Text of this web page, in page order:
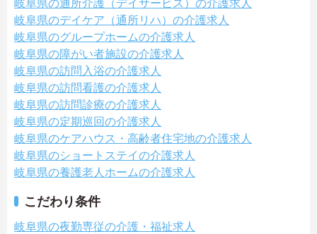
岐阜県の通所介護（デイサービス）の介護求人
岐阜県のデイケア（通所リハ）の介護求人
岐阜県のグループホームの介護求人
岐阜県の障がい者施設の介護求人
岐阜県の訪問入浴の介護求人
岐阜県の訪問看護の介護求人
岐阜県の訪問診療の介護求人
岐阜県の定期巡回の介護求人
岐阜県のケアハウス・高齢者住宅地の介護求人
岐阜県のショートステイの介護求人
岐阜県の養護老人ホームの介護求人
こだわり条件
岐阜県の夜勤専従の介護・福祉求人